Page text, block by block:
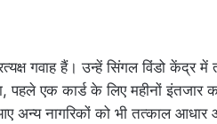
गवाह हैं। उन्हें सिंगल विंडो केंद्र में
पहले एक कार्ड के लिए महीनों
अन्य नागरिकों को भी तत्काल आधार